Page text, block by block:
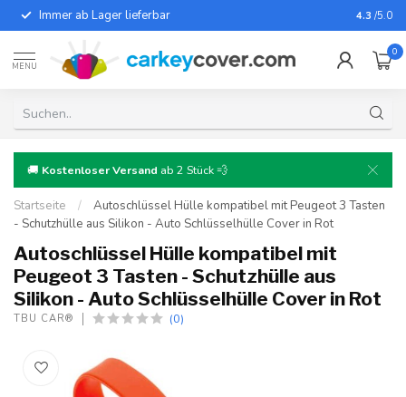
Immer ab Lager lieferbar Für fast
4.3 /5.0
MENU
0
🚚 Kostenloser Versand ab 2 Stück 💨
Startseite /
Autoschlüssel Hülle kompatibel mit Peugeot 3 Tasten
- Schutzhülle aus Silikon - Auto Schlüsselhülle Cover in Rot
Autoschlüssel Hülle kompatibel mit
Peugeot 3 Tasten - Schutzhülle aus
Silikon - Auto Schlüsselhülle Cover in Rot
TBU CAR® (0)